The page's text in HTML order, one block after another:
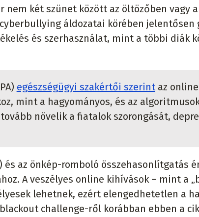
nem két szünet között az öltözőben vagy
áldozatai körében jelentősen
és szerhasználat, mint a többi diák
egészségügyi szakértői szerintaz
mint a hagyományos, és az
növelik a fiatalok szorongását,
és az önkép-romboló összehasonlítgatás
A veszélyes online kihívások – mint a
lehetnek, ezért elengedhetetlen a
challenge-ről korábban ebben a